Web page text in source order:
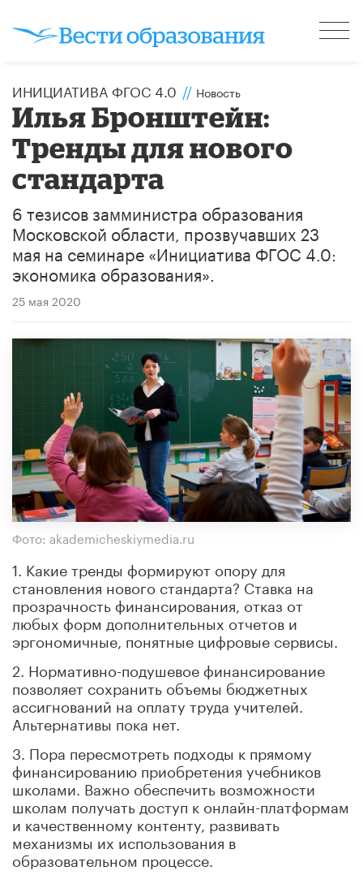
ИНИЦИАТИВА ФГОС 4.0 // Новость
Илья Бронштейн:
Тренды для нового
стандарта
6 тезисов замминистра образования
Московской области, прозвучавших 23
мая на семинаре «Инициатива ФГОС 4.0:
экономика образования».
25 мая 2020
Фото: akademicheskiymedia.ru
1. Какие тренды формируют опору для
становления нового стандарта? Ставка на
прозрачность финансирования, отказ от
любых форм дополнительных отчетов и
эргономичные, понятные цифровые сервисы.
2. Нормативно-подушевое финансирование
позволяет сохранить объемы бюджетных
ассигнований на оплату труда учителей.
Альтернативы пока нет.
3. Пора пересмотреть подходы к прямому
финансированию приобретения учебников
школами. Важно обеспечить возможности
школам получать доступ к онлайн-платформам
и качественному контенту, развивать
механизмы их использования в
образовательном процессе.